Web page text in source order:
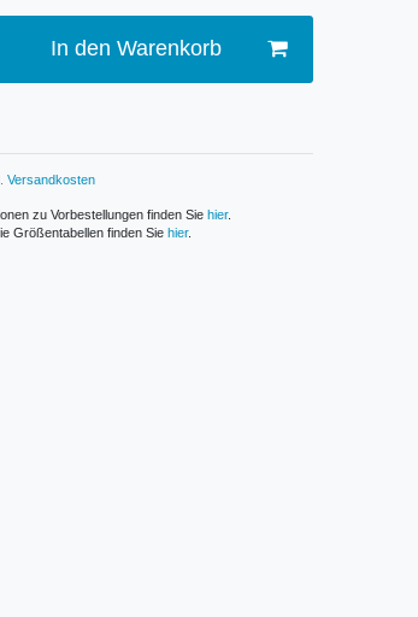
In den Warenkorb
Versandkosten
zu Vorbestellungen finden Sie hier.
Größentabellen finden Sie hier.